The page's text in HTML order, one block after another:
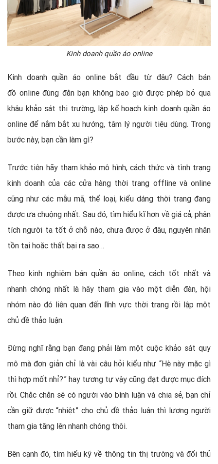
Kinh doanh quần áo online
Kinh doanh quần áo online bắt đầu từ đâu? Cách bán
đồ online đúng đắn bạn không bao giờ được phép bỏ qua
khâu khảo sát thị trường, lập kế hoạch kinh doanh quần áo
online để nắm bắt xu hướng, tâm lý người tiêu dùng. Trong
bước này, bạn cần làm gì?
Trước tiên hãy tham khảo mô hình, cách thức và tình trạng
kinh doanh của các cửa hàng thời trang offline và online
cũng như các mẫu mã, thể loại, kiểu dáng thời trang đang
được ưa chuộng nhất. Sau đó, tìm hiểu kĩ hơn về giá cả, phân
tích người ta tốt ở chỗ nào, chưa được ở đâu, nguyên nhân
tồn tại hoặc thất bại ra sao…
Theo kinh nghiệm bán quần áo online, cách tốt nhất và
nhanh chóng nhất là hãy tham gia vào một diễn đàn, hội
nhóm nào đó liên quan đến lĩnh vực thời trang rồi lập một
chủ đề thảo luận.
Đừng nghĩ rằng bạn đang phải làm một cuộc khảo sát quy
mô mà đơn giản chỉ là vài câu hỏi kiểu như “Hè này mặc gì
thì hợp mốt nhỉ?” hay tương tự vậy cũng đạt được mục đích
rồi. Chắc chắn sẽ có người vào bình luận và chia sẻ, bạn chỉ
cần giữ được “nhiệt” cho chủ đề thảo luận thì lượng người
tham gia tăng lên nhanh chóng thôi.
Bên cạnh đó, tìm hiểu kỹ về thông tin thị trường và đối thủ